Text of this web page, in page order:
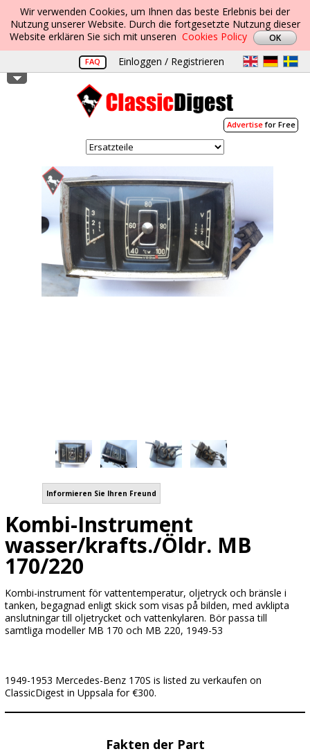
Wir verwenden Cookies, um Ihnen das beste Erlebnis bei der
Nutzung unserer Website. Durch die fortgesetzte Nutzung dieser
Website erklären Sie sich mit unseren Cookies Policy
FAQ Einloggen / Registrieren
Advertisefor Free
Informieren Sie Ihren Freund
Kombi-Instrument
wasser/krafts./Öldr. MB
170/220
Kombi-instrument för vattentemperatur, oljetryck och bränsle i
tanken, begagnad enligt skick som visas på bilden, med avklipta
anslutningar till oljetrycket och vattenkylaren. Bör passa till
samtliga modeller MB 170 och MB 220, 1949-53
1949-1953 Mercedes-Benz 170S is listed zu verkaufen on
ClassicDigest in Uppsala for €300.
Fakten der Part